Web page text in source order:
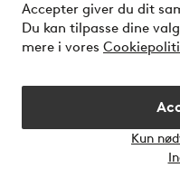
Accepter giver du dit
Du kan tilpasse dine
mere i vores
Kun